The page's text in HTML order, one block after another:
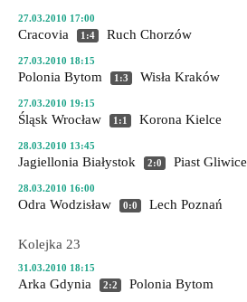
27.03.2010 17:00
Cracovia 1:4 Ruch Chorzów
27.03.2010 18:15
Polonia Bytom 1:3 Wisła Kraków
27.03.2010 19:15
Śląsk Wrocław 1:1 Korona Kielce
28.03.2010 13:45
Jagiellonia Białystok 2:0 Piast Gliwice
28.03.2010 16:00
Odra Wodzisław 0:0 Lech Poznań
Kolejka 23
31.03.2010 18:15
Arka Gdynia 2:2 Polonia Bytom